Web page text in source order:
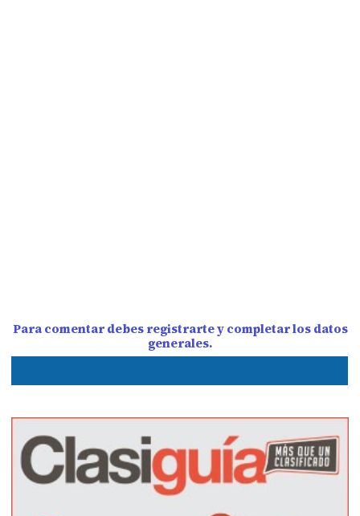
Para comentar debes registrarte y completar los datos
generales.